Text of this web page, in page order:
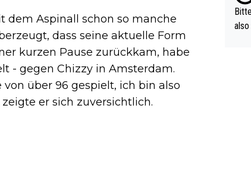
dem Aspinall schon so manche
dass seine aktuelle Form
kurzen Pause zurückkam, habe
- gegen Chizzy in Amsterdam.
über 96 gespielt, ich bin also
er sich zuversichtlich.